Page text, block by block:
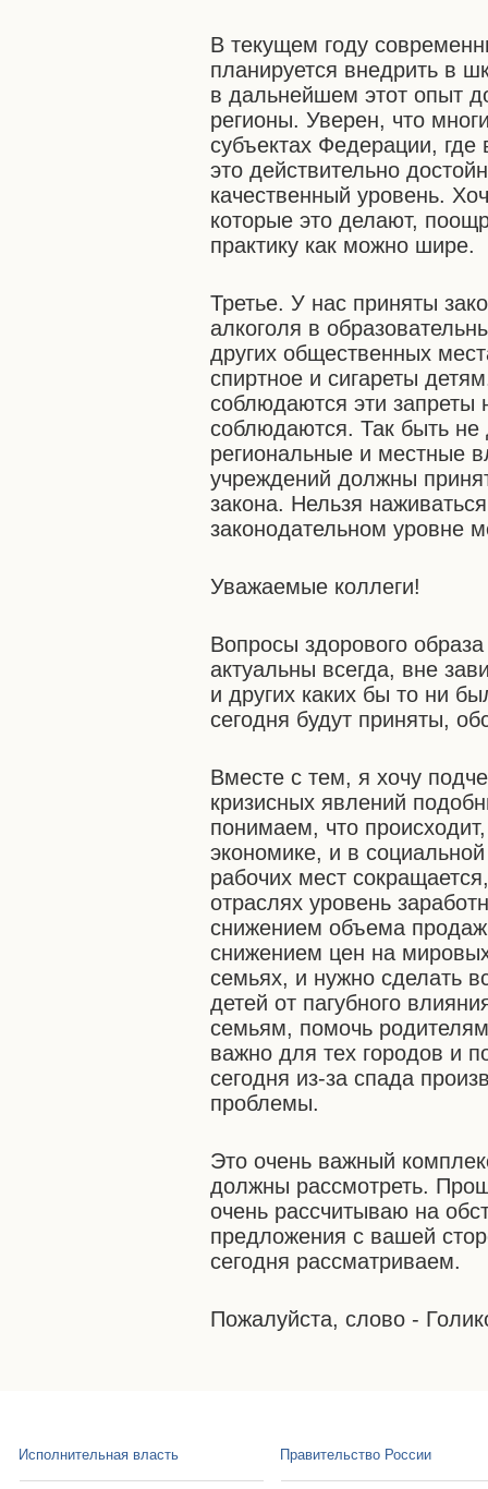
В текущем году
планируется внедрить в
в дальнейшем этот опыт
регионы. Уверен, что
субъектах Федерации,
это действительно
качественный уровень.
которые это делают,
практику как можно шире.
Третье. У нас приняты
алкоголя в
других общественных
спиртное и сигареты
соблюдаются эти запреты
соблюдаются. Так быть
региональные и местные
учреждений должны
закона. Нельзя
законодательном уровне
Уважаемые коллеги!
Вопросы здорового
актуальны всегда, вне
и других каких бы то ни
сегодня будут приняты,
Вместе с тем, я хочу
кризисных явлений
понимаем, что
экономике, и в
рабочих мест
отраслях уровень
снижением объема
снижением цен на
семьях, и нужно сделать
детей от пагубного
семьям, помочь
важно для тех городов и
сегодня из-за спада
проблемы.
Это очень важный
должны рассмотреть.
очень рассчитываю на
предложения с вашей
сегодня рассматриваем.
Пожалуйста, слово -
Исполнительная власть Правительство России